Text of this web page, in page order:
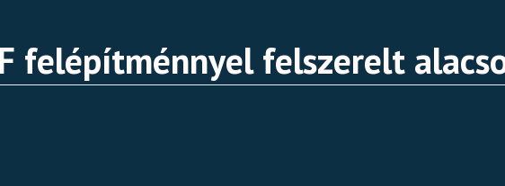
felépítménnyel felszerelt